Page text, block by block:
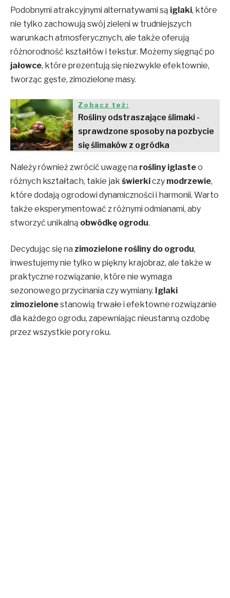
Podobnymi atrakcyjnymi alternatywami są iglaki, które
nie tylko zachowują swój zieleni w trudniejszych
warunkach atmosferycznych, ale także oferują
różnorodność kształtów i tekstur. Możemy sięgnąć po
jałowce, które prezentują się niezwykle efektownie,
tworząc gęste, zimozielone masy.
Zobacz też:
Rośliny odstraszające ślimaki -
sprawdzone sposoby na pozbycie
się ślimaków z ogródka
Należy również zwrócić uwagę na rośliny iglasteo
różnych kształtach, takie jak świerkiczy modrzewie,
które dodają ogrodowi dynamiczności i harmonii. Warto
także eksperymentować z różnymi odmianami, aby
stworzyć unikalną obwódkę ogrodu.
Decydując się na zimozielone rośliny do ogrodu,
inwestujemy nie tylko w piękny krajobraz, ale także w
praktyczne rozwiązanie, które nie wymaga
sezonowego przycinania czy wymiany. Iglaki
zimozielonestanowią trwałe i efektowne rozwiązanie
dla każdego ogrodu, zapewniając nieustanną ozdobę
przez wszystkie pory roku.